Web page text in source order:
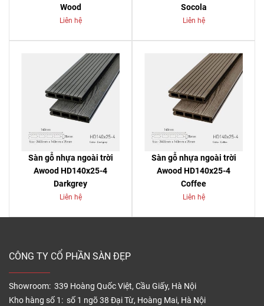
Wood
Liên hệ
Socola
Liên hệ
Sàn gỗ nhựa ngoài trời
Awood HD140x25-4
Darkgrey
Liên hệ
Sàn gỗ nhựa ngoài trời
Awood HD140x25-4
Coffee
Liên hệ
CÔNG TY CỔ PHẦN SÀN ĐẸP
Showroom: 339 Hoàng Quốc Việt, Cầu Giấy, Hà Nội
Kho hàng số 1: số 1 ngõ 38 Đại Từ, Hoàng Mai, Hà Nội